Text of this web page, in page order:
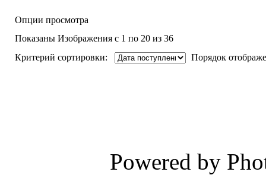
Опции просмотра
Показаны Изображения с 1 по 20 из 36
Критерий сортировки:
Порядок
Powered by